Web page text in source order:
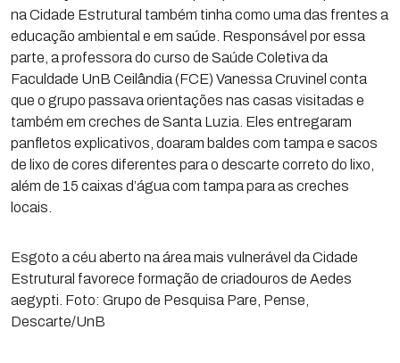
na Cidade Estrutural também tinha como uma das frentes a
educação ambiental e em saúde. Responsável por essa
parte, a professora do curso de Saúde Coletiva da
Faculdade UnB Ceilândia (FCE) Vanessa Cruvinel conta
que o grupo passava orientações nas casas visitadas e
também em creches de Santa Luzia. Eles entregaram
panfletos explicativos, doaram baldes com tampa e sacos
de lixo de cores diferentes para o descarte correto do lixo,
além de 15 caixas d’água com tampa para as creches
locais.
Esgoto a céu aberto na área mais vulnerável da Cidade
Estrutural favorece formação de criadouros de Aedes
aegypti. Foto: Grupo de Pesquisa Pare, Pense,
Descarte/UnB